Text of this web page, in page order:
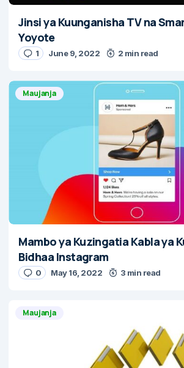
Jinsi ya Kuunganisha TV na
Yoyote
1 June 9, 2022 2 min read
Maujanja
Mambo ya Kuzingatia Kabla ya
Bidhaa Instagram
0 May 16, 2022 3 min read
Maujanja